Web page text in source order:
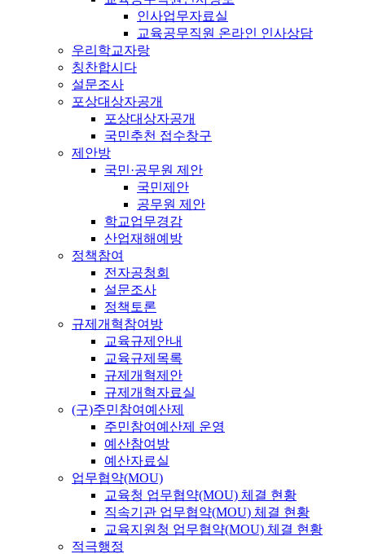
인사업무자료실
교육공무직원 온라인 인사상담
우리학교자랑
칭찬합시다
설문조사
포상대상자공개
포상대상자공개
국민추천 접수창구
제안방
국민·공무원 제안
국민제안
공무원 제안
학교업무경감
산업재해예방
정책참여
전자공청회
설문조사
정책토론
규제개혁참여방
교육규제안내
교육규제목록
규제개혁제안
규제개혁자료실
(구)주민참여예산제
주민참여예산제 운영
예산참여방
예산자료실
업무협약(MOU)
교육청 업무협약(MOU) 체결 현황
직속기관 업무협약(MOU) 체결 현황
교육지원청 업무협약(MOU) 체결 현황
적극행정